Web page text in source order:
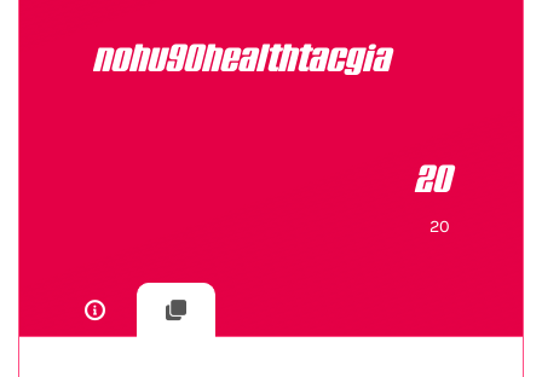
nohu90healthtacgia
20
20